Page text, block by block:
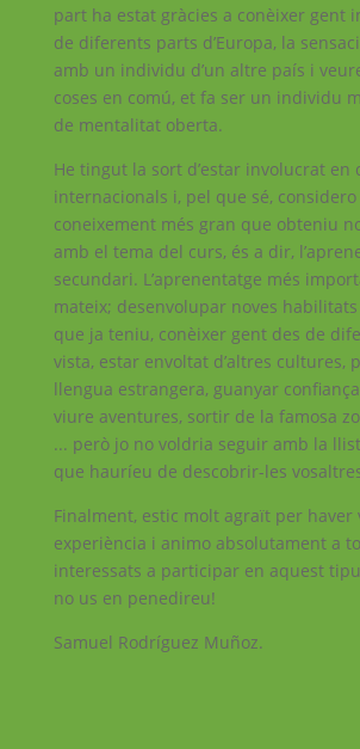
part ha estat gràcies a conèixer gent
de diferents parts d’Europa, la
amb un individu d’un altre país i
coses en comú, et fa ser un individu
de mentalitat oberta.
He tingut la sort d’estar involucrat en
internacionals i, pel que sé,
coneixement més gran que obteniu
amb el tema del curs, és a dir,
secundari. L’aprenentatge més
mateix; desenvolupar noves
que ja teniu, conèixer gent des de
vista, estar envoltat d’altres cultures,
llengua estrangera, guanyar
viure aventures, sortir de la famosa
... però jo no voldria seguir amb la
que hauríeu de descobrir-les
Finalment, estic molt agraït per haver
experiència i animo absolutament a
interessats a participar en aquest
no us en penedireu!
Samuel Rodríguez Muñoz.